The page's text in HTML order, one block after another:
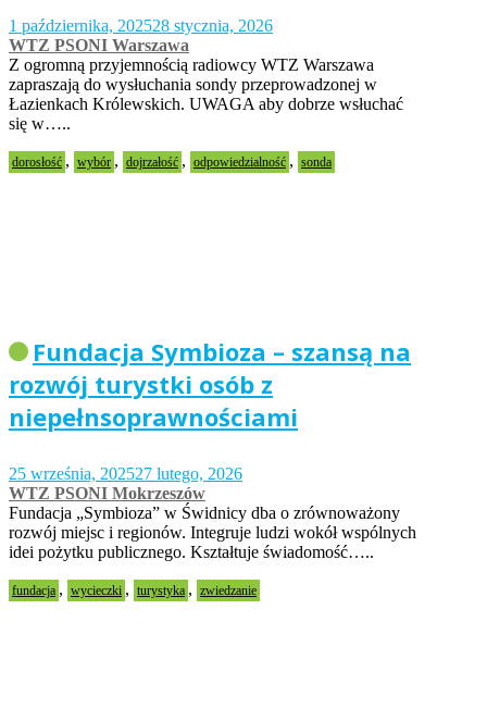
1 października, 202528 stycznia, 2026
WTZ PSONI Warszawa
Z ogromną przyjemnością radiowcy WTZ Warszawa
zapraszają do wysłuchania sondy przeprowadzonej w
Łazienkach Królewskich. UWAGA aby dobrze wsłuchać
się w…..
dorosłość , wybór , dojrzałość , odpowiedzialność , sonda
Fundacja Symbioza – szansą na
rozwój turystki osób z
niepełnsoprawnościami
25 września, 202527 lutego, 2026
WTZ PSONI Mokrzeszów
Fundacja „Symbioza” w Świdnicy dba o zrównoważony
rozwój miejsc i regionów. Integruje ludzi wokół wspólnych
idei pożytku publicznego. Kształtuje świadomość…..
fundacja , wycieczki , turystyka , zwiedzanie